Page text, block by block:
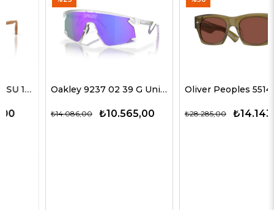
Oakley 9237 02 39 G Unisex Güneş Gözlükleri
₺10.565,00
₺14.086,00
Oliver Peoples 5514SU 1678C5 51 G Unisex Güneş Gözlükleri
₺14.143,00
₺28.285,00